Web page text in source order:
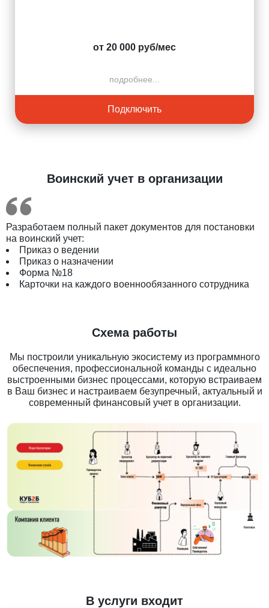
от 20 000 руб/мес
подробнее...
Подключить
Воинский учет в организации
Разработаем полный пакет документов для постановки
на воинский учет:
Приказ о ведении
Приказ о назначении
Форма №18
Карточки на каждого военнообязанного сотрудника
Схема работы
Мы построили уникальную экосистему из программного
обеспечения, профессиональной команды с идеально
выстроенными бизнес процессами, которую встраиваем
в Ваш бизнес и настраиваем безупречный, актуальный и
современный финансовый учет в организации.
В услуги входит